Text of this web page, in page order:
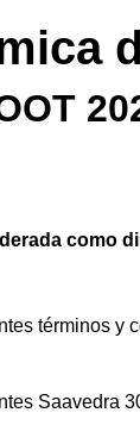
como
términos y
Saavedra